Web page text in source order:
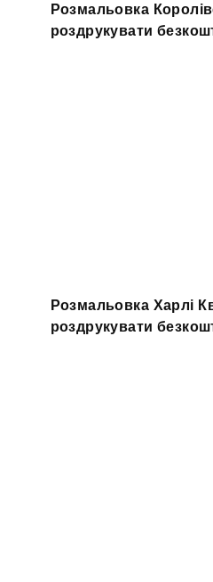
Розмальовка
роздрукувати
Розмальовка Харлі
роздрукувати